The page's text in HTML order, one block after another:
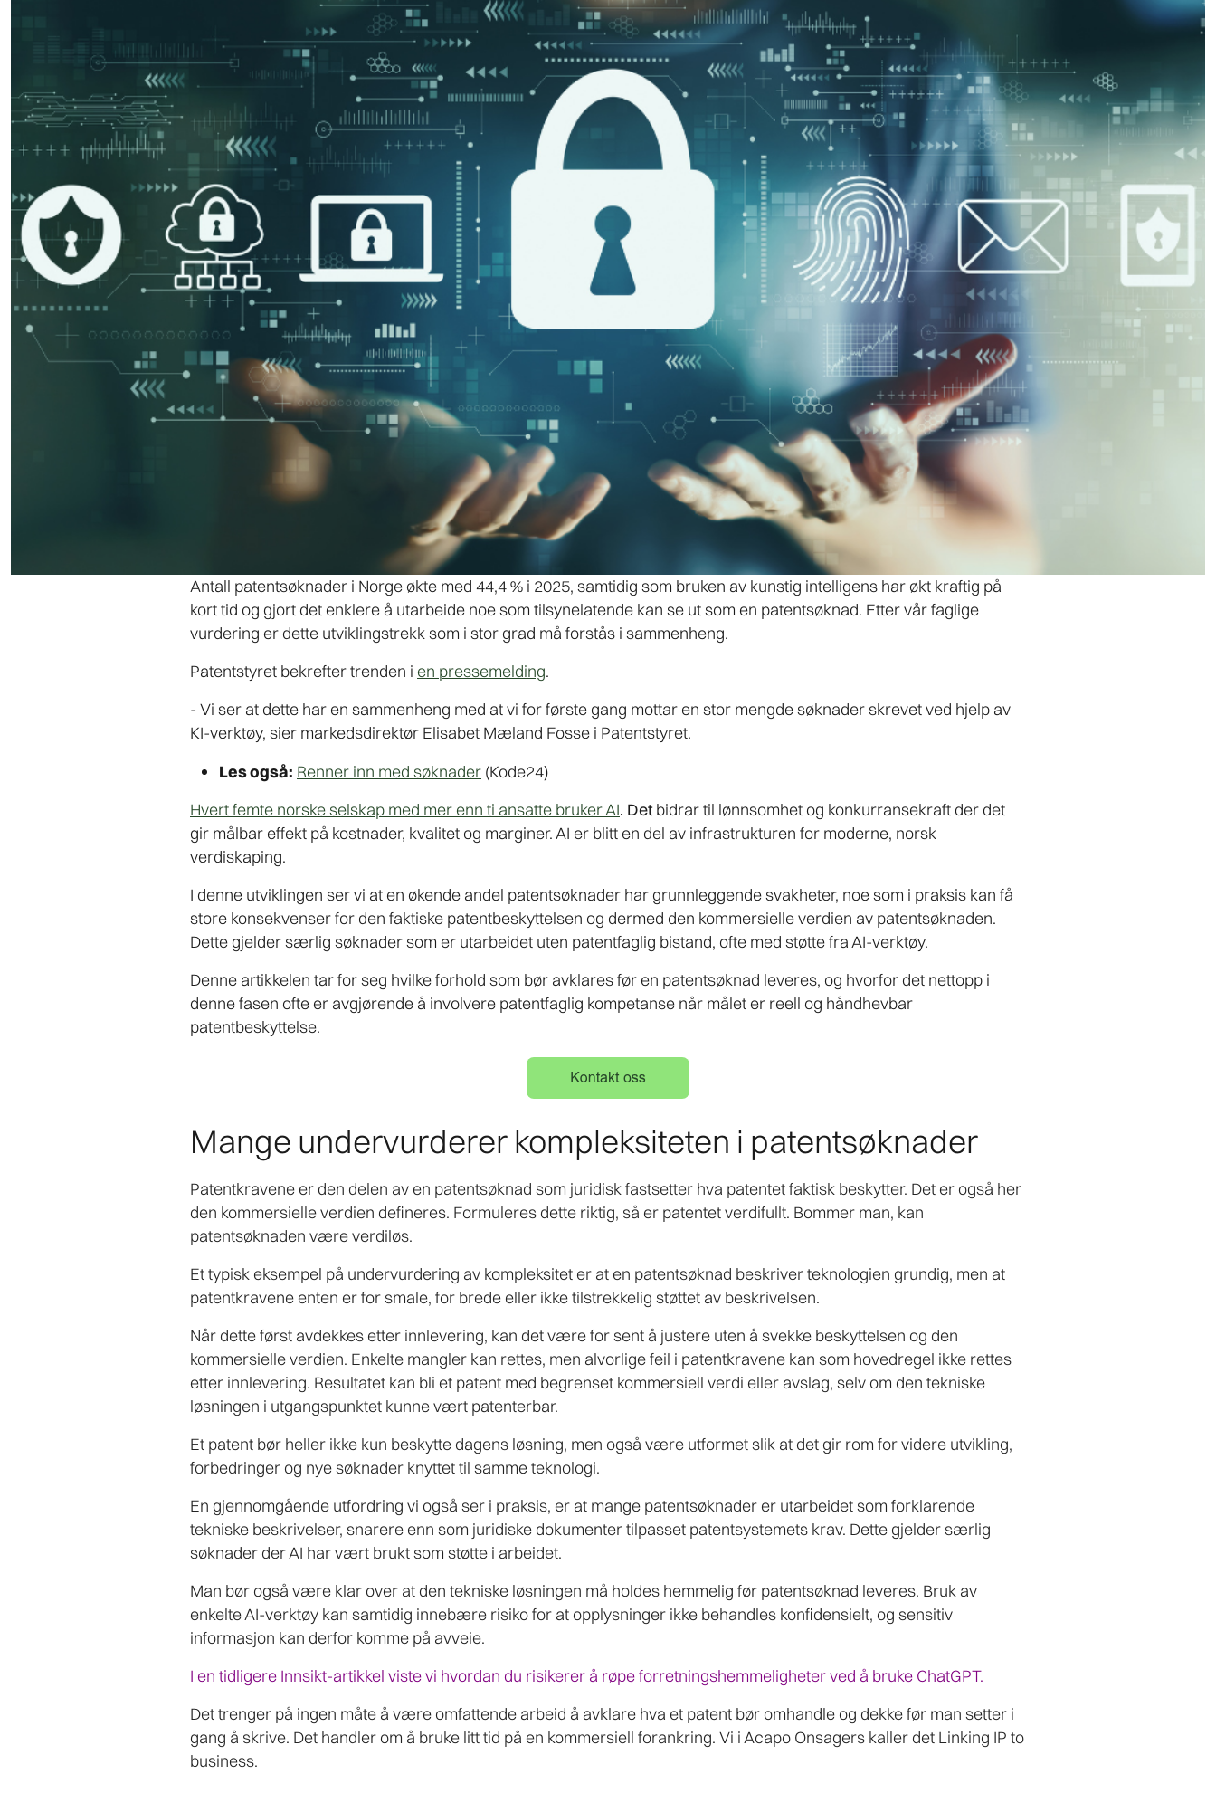
Antall patentsøknader i Norge økte med 44,4 % i 2025, samtidig som bruken av kunstig intelligens har økt kraftig på
kort tid og gjort det enklere å utarbeide noe som tilsynelatende kan se ut som en patentsøknad. Etter vår faglige
vurdering er dette utviklingstrekk som i stor grad må forstås i sammenheng.
Patentstyret bekrefter trenden i en pressemelding.
- Vi ser at dette har en sammenheng med at vi for første gang mottar en stor mengde søknader skrevet ved hjelp av
KI-verktøy, sier markedsdirektør Elisabet Mæland Fosse i Patentstyret.
Les også: Renner inn med søknader (Kode24)
Hvert femte norske selskap med mer enn ti ansatte bruker AI. Detbidrar til lønnsomhet og konkurransekraft der det
gir målbar effekt på kostnader, kvalitet og marginer. AI er blitt en del av infrastrukturen for moderne, norsk
verdiskaping.
I denne utviklingen ser vi at en økende andel patentsøknader har grunnleggende svakheter, noe som i praksis kan få
store konsekvenser for den faktiske patentbeskyttelsen og dermed den kommersielle verdien av patentsøknaden.
Dette gjelder særlig søknader som er utarbeidet uten patentfaglig bistand, ofte med støtte fra AI-verktøy.
Denne artikkelen tar for seg hvilke forhold som bør avklares før en patentsøknad leveres, og hvorfor det nettopp i
denne fasen ofte er avgjørende å involvere patentfaglig kompetanse når målet er reell og håndhevbar
patentbeskyttelse.
Mange undervurderer kompleksiteten i patentsøknader
Patentkravene er den delen av en patentsøknad som juridisk fastsetter hva patentet faktisk beskytter. Det er også her
den kommersielle verdien defineres. Formuleres dette riktig, så er patentet verdifullt. Bommer man, kan
patentsøknaden være verdiløs.
Et typisk eksempel på undervurdering av kompleksitet er at en patentsøknad beskriver teknologien grundig, men at
patentkravene enten er for smale, for brede eller ikke tilstrekkelig støttet av beskrivelsen.
Når dette først avdekkes etter innlevering, kan det være for sent å justere uten å svekke beskyttelsen og den
kommersielle verdien. Enkelte mangler kan rettes, men alvorlige feil i patentkravene kan som hovedregel ikke rettes
etter innlevering. Resultatet kan bli et patent med begrenset kommersiell verdi eller avslag, selv om den tekniske
løsningen i utgangspunktet kunne vært patenterbar.
Et patent bør heller ikke kun beskytte dagens løsning, men også være utformet slik at det gir rom for videre utvikling,
forbedringer og nye søknader knyttet til samme teknologi.
En gjennomgående utfordring vi også ser i praksis, er at mange patentsøknader er utarbeidet som forklarende
tekniske beskrivelser, snarere enn som juridiske dokumenter tilpasset patentsystemets krav. Dette gjelder særlig
søknader der AI har vært brukt som støtte i arbeidet.
Man bør også være klar over at den tekniske løsningen må holdes hemmelig før patentsøknad leveres. Bruk av
enkelte AI-verktøy kan samtidig innebære risiko for at opplysninger ikke behandles konfidensielt, og sensitiv
informasjon kan derfor komme på avveie.
I en tidligere Innsikt-artikkel viste vi hvordan du risikerer å røpe forretningshemmeligheter ved å bruke ChatGPT.
Det trenger på ingen måte å være omfattende arbeid å avklare hva et patent bør omhandle og dekke før man setter i
gang å skrive. Det handler om å bruke litt tid på en kommersiell forankring. Vi i Acapo Onsagers kaller det Linking IP to
business.